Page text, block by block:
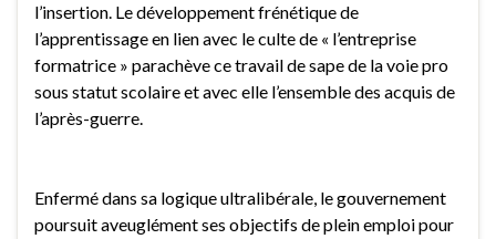
l’insertion. Le développement frénétique de
l’apprentissage en lien avec le culte de « l’entreprise
formatrice » parachève ce travail de sape de la voie pro
sous statut scolaire et avec elle l’ensemble des acquis de
l’après-guerre.
Enfermé dans sa logique ultralibérale, le gouvernement
poursuit aveuglément ses objectifs de plein emploi pour